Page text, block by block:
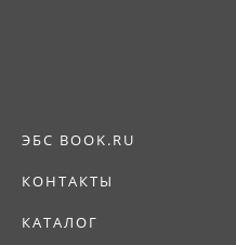
ЭБС BOOK.RU
КОНТАКТЫ
КАТАЛОГ